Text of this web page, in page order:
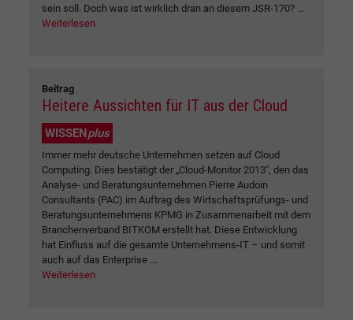
sein soll. Doch was ist wirklich dran an diesem JSR-170? ...
Weiterlesen
Beitrag
Heitere Aussichten für IT aus der Cloud
WISSENplus
Immer mehr deutsche Unternehmen setzen auf Cloud
Computing. Dies bestätigt der „Cloud-Monitor 2013", den das
Analyse- und Beratungsunternehmen Pierre Audoin
Consultants (PAC) im Auftrag des Wirtschaftsprüfungs- und
Beratungsunternehmens KPMG in Zusammenarbeit mit dem
Branchenverband BITKOM erstellt hat. Diese Entwicklung
hat Einfluss auf die gesamte Unternehmens-IT – und somit
auch auf das Enterprise ...
Weiterlesen